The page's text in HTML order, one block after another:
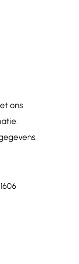
ons